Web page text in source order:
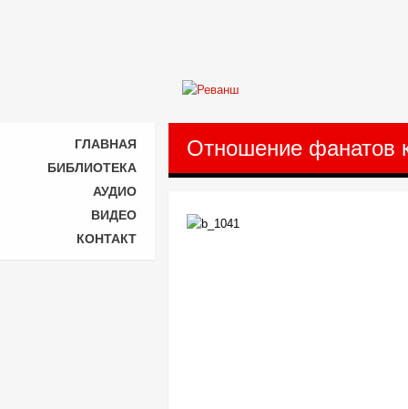
ГЛАВНАЯ
БИБЛИОТЕКА
АУДИО
ВИДЕО
КОНТАКТ
Отношение фанатов